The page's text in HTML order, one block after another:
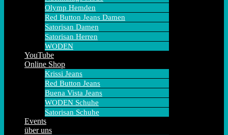
Olymp Hemden
Red Button Jeans Damen
Satorisan Damen
Satorisan Herren
WODEN
YouTube
Online Shop
Krissi Jeans
Red Button Jeans
Buena Vista Jeans
WODEN Schuhe
Satorisan Schuhe
Events
über uns